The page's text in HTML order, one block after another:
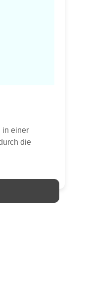
in einer
die